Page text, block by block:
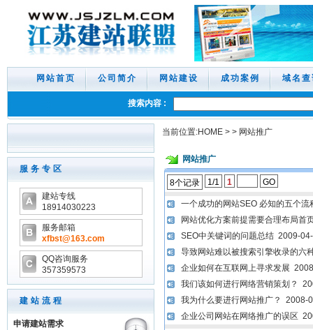
网站首页 公司简介 网站建设 成功案例 域名查
搜索内容 :
服务专区
建站专线
18914030223
服务邮箱
xfbst@163.com
QQ咨询服务
357359573
建站流程
申请建站需求
当前位置:HOME > > 网站推广
网站推广
8个记录 1/1 1 GO
一个成功的网站SEO 必知的五个流
网站优化方案前提需要合理布局首
SEO中关键词的问题总结2009-
导致网站难以被搜索引擎收录的六
企业如何在互联网上寻求发展
我们该如何进行网络营销策划？
我为什么要进行网站推广？
2008-
企业公司网站在网络推广的误区